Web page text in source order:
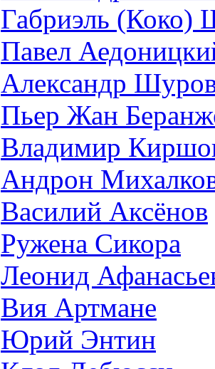
Габриэль (Коко)
Павел
Александр
Пьер Жан
Владимир
Андрон
Василий Аксёнов
Ружена Сикора
Леонид
Вия Артмане
Юрий Энтин